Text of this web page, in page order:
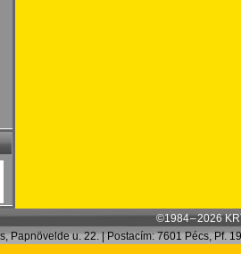
©1984 – 2026
Papnövelde u. 22. | Postacím: 7601 Pécs, Pf.